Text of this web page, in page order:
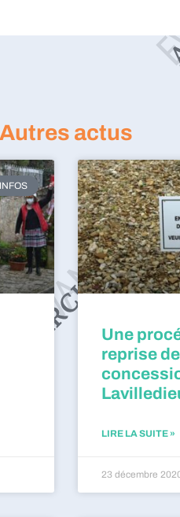
Autres actus
INFOS
Une
reprise
LIRE LA SUITE »
23 décembre